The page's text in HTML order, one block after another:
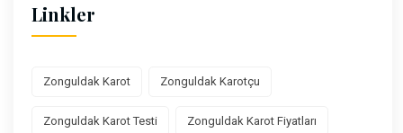
Linkler
Zonguldak Karot Zonguldak Karotçu
Zonguldak Karot Testi Zonguldak Karot Fiyatları